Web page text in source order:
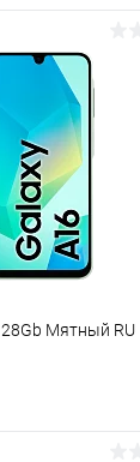
Мятный RU